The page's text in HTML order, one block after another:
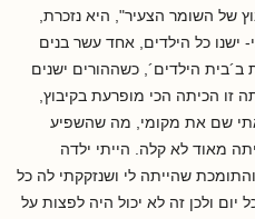
של השומר הצעיר", היא נזכרת,
ישנו כל הילדים, אחד עשר בנים
ב´בית הילדים´, כשההורים ישנים
זו הכיתה הכי מופרעת בקיבוץ,
שם את מקומי, מה שהשפיע
מאוד לא קלה. הייתי ילדה
שהייתה לי ושנזקקתי לה כל
ולכן זה לא יכול היה לפצות על